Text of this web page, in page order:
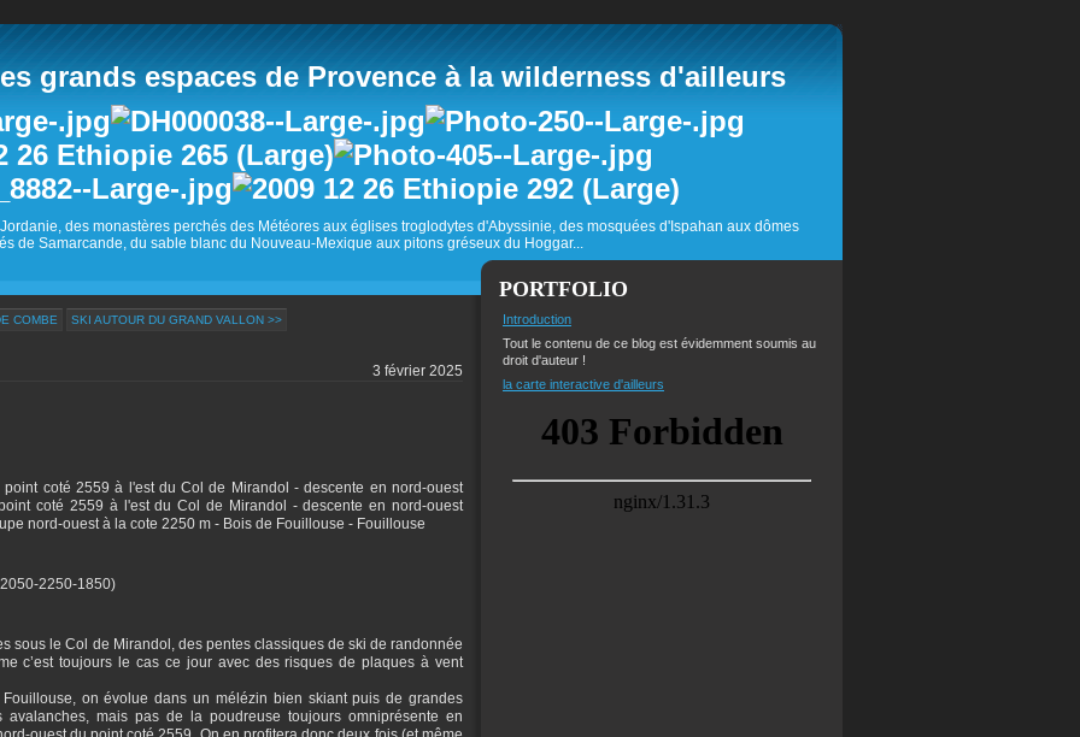
grands espaces de Provence à la wilderness d'ailleurs
des monastères perchés des Météores aux églises troglodytes d'Abyssinie, des mosquées d'Ispahan aux dômes
de Samarcande, du sable blanc du Nouveau-Mexique aux pitons gréseux du Hoggar...
COMBE SKI AUTOUR DU GRAND VALLON >>
3 février 2025
coté 2559 à l'est du Col de Mirandol - descente en nord-ouest
coté 2559 à l'est du Col de Mirandol - descente en nord-ouest
nord-ouest à la cote 2250 m - Bois de Fouillouse - Fouillouse
2250-1850)
sous le Col de Mirandol, des pentes classiques de ski de randonnée
c’est toujours le cas ce jour avec des risques de plaques à vent
on évolue dans un mélézin bien skiant puis de grandes
mais pas de la poudreuse toujours omniprésente en
PORTFOLIO
Introduction
Tout le contenu de ce blog est évidemment soumis au
droit d'auteur !
la carte interactive d'ailleurs